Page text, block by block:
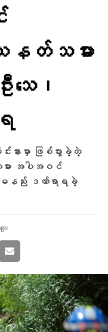
တ်သမား
ေ၊
နားမှာ ဖြစ်ပွားခဲ့တဲ့
ား အပါအဝင်
မနည်း ဒဏ်ရာရခဲ့